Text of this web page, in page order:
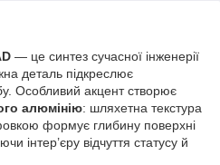
— це синтез сучасної інженерії
деталь підкреслює
Особливий акцент створює
алюмінію: шляхетна текстура
формує глибину поверхні
інтер’єру відчуття статусу й